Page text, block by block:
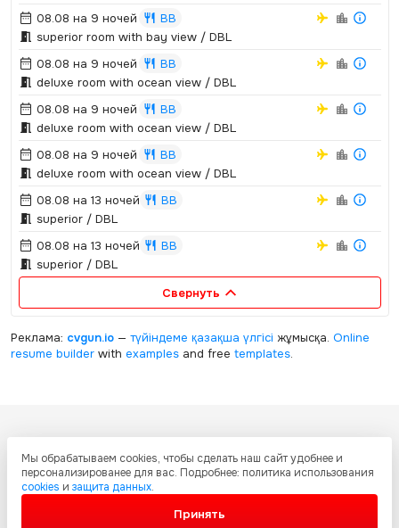
08.08 на 9 ночей
BB
superior room with bay view / DBL
08.08 на 9 ночей
BB
deluxe room with ocean view / DBL
08.08 на 9 ночей
BB
deluxe room with ocean view / DBL
08.08 на 9 ночей
BB
deluxe room with ocean view / DBL
08.08 на 13 ночей
BB
superior / DBL
08.08 на 13 ночей
BB
superior / DBL
Свернуть
Реклама: cvgun.io— түйіндеме қазақша үлгісі жұмысқа. Online
resume builderwith examplesand free templates.
графическое содержание, структуру и оформление страниц защищены
международными соглашениями и законодательством Республики
Казахстан об охране авторских прав и интеллектуальной собственности.
Любое копирование и распространение материалов сайта без
Мы обрабатываем cookies, чтобы сделать наш сайт удобнее и
персонализированее для вас. Подробнее: политика использования
cookies и защита данных.
Принять